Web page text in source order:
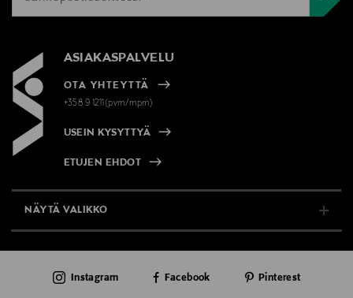
ASIAKASPALVELU
OTA YHTEYTTÄ
+358 9 1211(pvm/mpm)
USEIN KYSYTTYÄ
ETUJEN EHDOT
NÄYTÄ VALIKKO
AJANKOHTAISTA
Instagram Facebook Pinterest